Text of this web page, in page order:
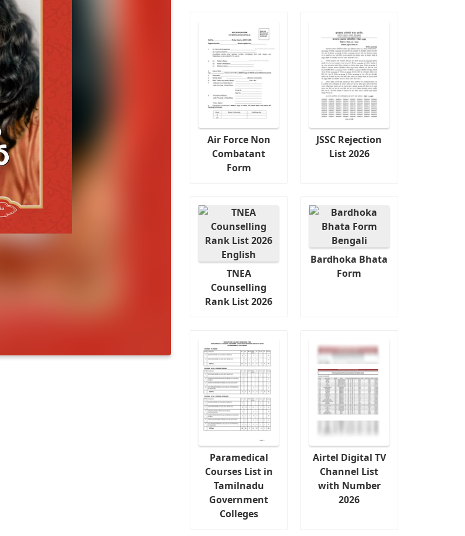
Air Force Non
Combatant
Form
JSSC Rejection
List 2026
TNEA
Counselling
Rank List 2026
Bardhoka Bhata
Form
Paramedical
Courses List in
Tamilnadu
Government
Colleges
Airtel Digital TV
Channel List
with Number
2026